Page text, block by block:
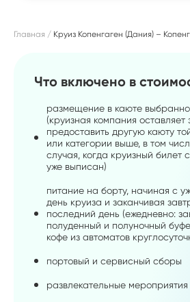
Главная Круиз Копенгаген (Дания) –
Что включено в
размещение в каюте
(круизная компания
предоставить другую каюту
или категории выше, в том
случая, когда круизный билет
уже выписан)
питание на борту, начиная с
день круиза и заканчивая
последний день (ежедневно:
полуденный и полуночный
кофе из автоматов
портовый и сервисный сборы
развлекательные